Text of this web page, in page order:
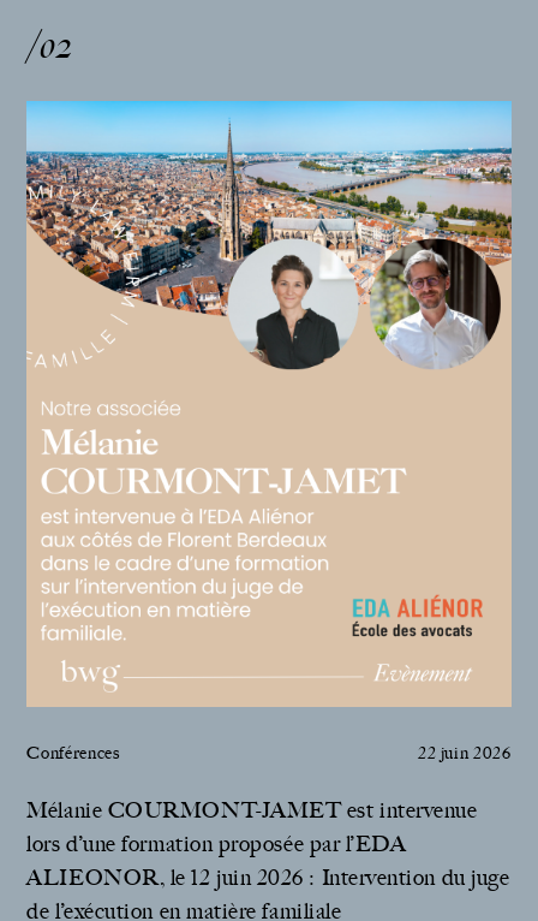
/02
Conférences 22 juin 2026
Mélanie COURMONT-JAMET est intervenue
lors d’une formation proposée par l’EDA
ALIEONOR, le 12 juin 2026 : Intervention du juge
de l’exécution en matière familiale